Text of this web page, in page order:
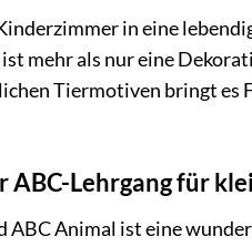
in eine
mehr als nur eine
Tiermotiven bringt
ABC-Lehrgang für
ABC Animal ist eine